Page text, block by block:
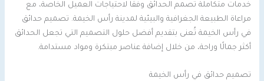
خدمات متكاملة تصمم الحدائق وفقًا لاحتياجات العميل الخاصة، مع
مراعاة الطبيعة الجغرافية والبيئية لمدينة رأس الخيمة. تصميم حدائق
في رأس الخيمة تُعنى بتقديم أفضل حلول التصميم التي تجعل الحدائق
أكثر جمالًا وراحة، من خلال إضافة عناصر مبتكرة ومواد مستدامة.
تصميم حدائق في رأس الخيمة